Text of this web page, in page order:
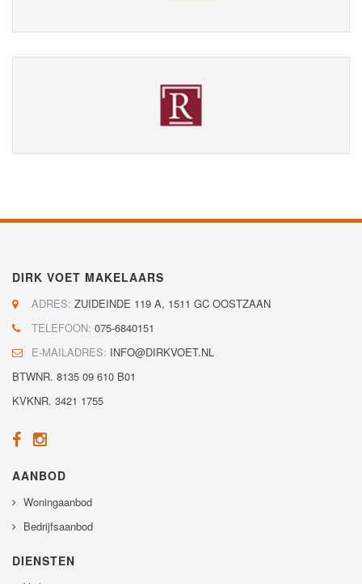
DIRK VOET MAKELAARS
ADRES: ZUIDEINDE 119 A, 1511 GC OOSTZAAN
TELEFOON: 075-6840151
E-MAILADRES: INFO@DIRKVOET.NL
BTWNR. 8135 09 610 B01
KVKNR. 3421 1755
AANBOD
Woningaanbod
Bedrijfsaanbod
DIENSTEN